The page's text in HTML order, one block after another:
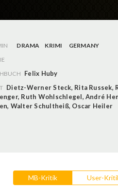
DRAMA KRIMI
GERMANY
Felix Huby
Dietz-Werner Steck, Rita Russek,
, Ruth Wohlschlegel, André
, Walter Schultheiß, Oscar Heiler
MB-Kritik User-